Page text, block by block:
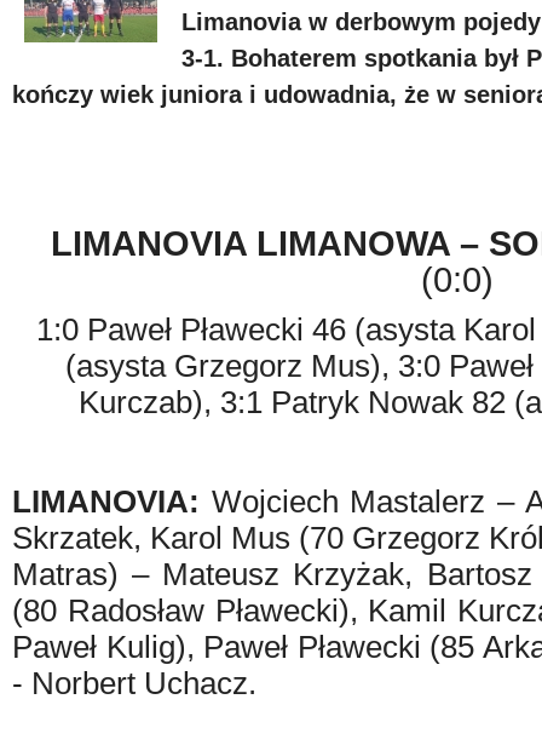
Limanovia w derbowym
3-1. Bohaterem spotkania był
kończy wiek juniora i udowadnia, że w
LIMANOVIA LIMANOWA –
(0:0)
1:0 Paweł Pławecki 46 (asysta
(asysta Grzegorz Mus), 3:0
Kurczab), 3:1 Patryk Nowak 82
LIMANOVIA: Wojciech Mastalerz –
Skrzatek, Karol Mus (70 Grzegorz
Matras) – Mateusz Krzyżak, Bartosz
(80 Radosław Pławecki), Kamil
Paweł Kulig), Paweł Pławecki (85
- Norbert Uchacz.